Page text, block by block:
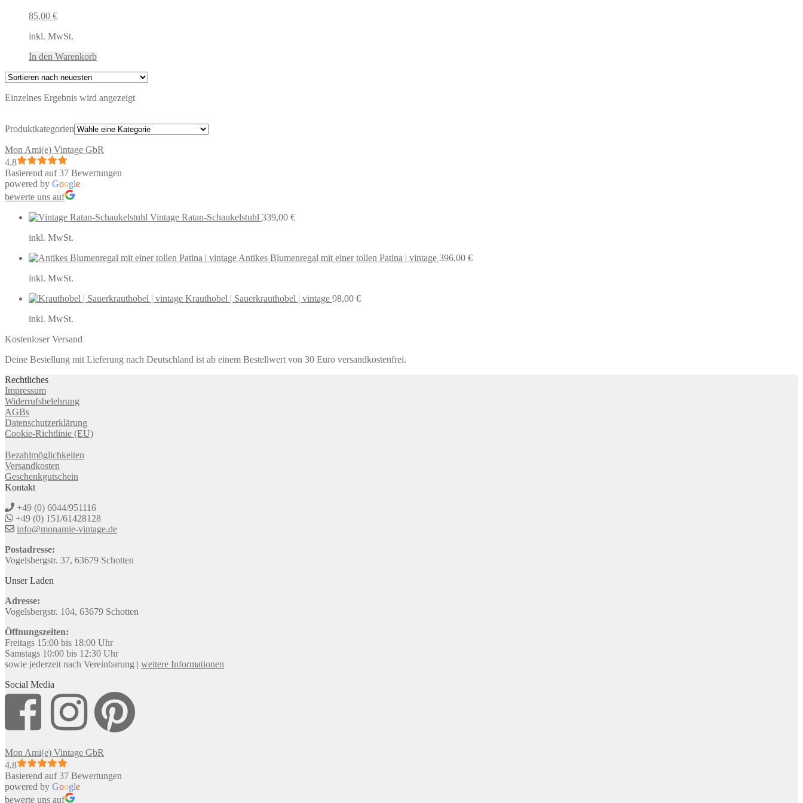
85,00 €
inkl. MwSt.
In den Warenkorb
Einzelnes Ergebnis wird angezeigt
Produktkategorien
Mon Ami(e) Vintage GbR
4.8
Basierend auf 37 Bewertungen
powered by Google
bewerte uns auf
Vintage Ratan-Schaukelstuhl 339,00 €
inkl. MwSt.
Antikes Blumenregal mit einer tollen Patina | vintage 396,00 €
inkl. MwSt.
Krauthobel | Sauerkrauthobel | vintage 98,00 €
inkl. MwSt.
Kostenloser Versand
Deine Bestellung mit Lieferung nach Deutschland ist ab einem Bestellwert von 30 Euro versandkostenfrei.
Rechtliches
Impressum
Widerrufsbelehrung
AGBs
Datenschutzerklärung
Cookie-Richtlinie (EU)
Bezahlmöglichkeiten
Versandkosten
Geschenkgutschein
Kontakt
+49 (0) 6044/951116
+49 (0) 151/61428128
info@monamie-vintage.de
Postadresse:
Vogelsbergstr. 37, 63679 Schotten
Unser Laden
Adresse:
Vogelsbergstr. 104, 63679 Schotten
Öffnungszeiten:
Freitags 15:00 bis 18:00 Uhr
Samstags 10:00 bis 12:30 Uhr
sowie jederzeit nach Vereinbarung | weitere Informationen
Social Media
Mon Ami(e) Vintage GbR
4.8
Basierend auf 37 Bewertungen
powered by Google
bewerte uns auf